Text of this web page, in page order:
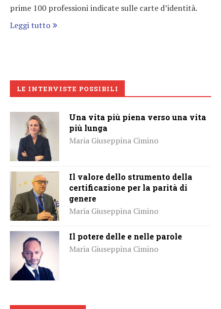
prime 100 professioni indicate sulle carte d’identità.
Leggi tutto
LE INTERVISTE POSSIBILI
Una vita più piena verso una vita
più lunga
Maria Giuseppina Cimino
Il valore dello strumento della
certificazione per la parità di
genere
Maria Giuseppina Cimino
Il potere delle e nelle parole
Maria Giuseppina Cimino